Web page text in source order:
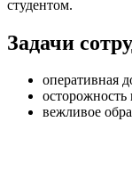
студентом.
Задачи
оперативная
вежливое